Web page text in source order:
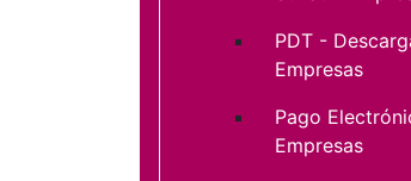
PDT -
Empresas
Pago
Empresas